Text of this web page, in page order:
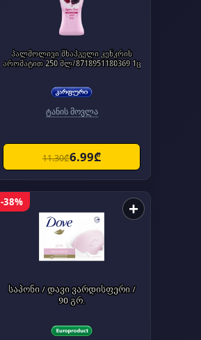
პალმოლივი შხაპგელი კენკრის
არომატით 250 მლ/8718951180369 1ც
ტანის მოვლა
11.30₾6.99₾
-38% +
საპონი / დავი ვარდისფერი /
90 გრ.